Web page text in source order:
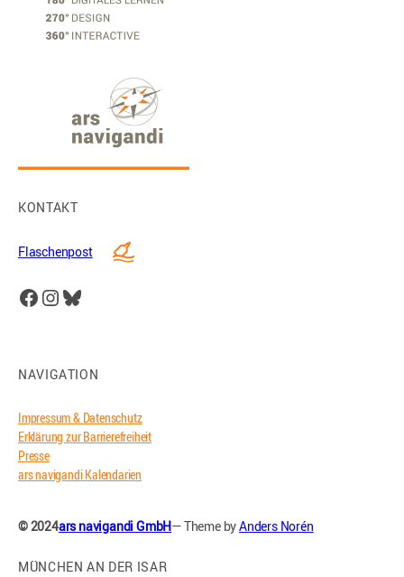
KONTAKT
Flaschenpost
Facebook InstagramBluesky
NAVIGATION
Impressum & Datenschutz
Erklärung zur Barrierefreiheit
Presse
ars navigandi Kalendarien
© 2024ars navigandi GmbH— Theme byAnders Norén
MÜNCHEN AN DER ISAR